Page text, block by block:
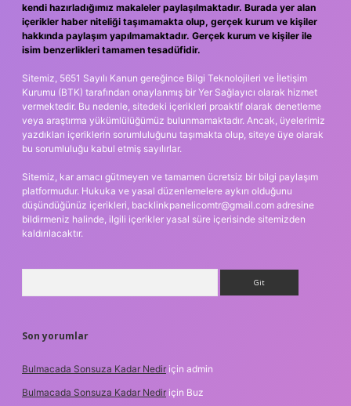
kendi hazırladığımız makaleler paylaşılmaktadır. Burada yer alan
içerikler haber niteliği taşımamakta olup, gerçek kurum ve kişiler
hakkında paylaşım yapılmamaktadır. Gerçek kurum ve kişiler ile
isim benzerlikleri tamamen tesadüfidir.
Sitemiz, 5651 Sayılı Kanun gereğince Bilgi Teknolojileri ve İletişim
Kurumu (BTK) tarafından onaylanmış bir Yer Sağlayıcı olarak hizmet
vermektedir. Bu nedenle, sitedeki içerikleri proaktif olarak denetleme
veya araştırma yükümlülüğümüz bulunmamaktadır. Ancak, üyelerimiz
yazdıkları içeriklerin sorumluluğunu taşımakta olup, siteye üye olarak
bu sorumluluğu kabul etmiş sayılırlar.
Sitemiz, kar amacı gütmeyen ve tamamen ücretsiz bir bilgi paylaşım
platformudur. Hukuka ve yasal düzenlemelere aykırı olduğunu
düşündüğünüz içerikleri, backlinkpanelicomtr@gmail.com adresine
bildirmeniz halinde, ilgili içerikler yasal süre içerisinde sitemizden
kaldırılacaktır.
Son yorumlar
Bulmacada Sonsuza Kadar Nedir için admin
Bulmacada Sonsuza Kadar Nedir için Buz